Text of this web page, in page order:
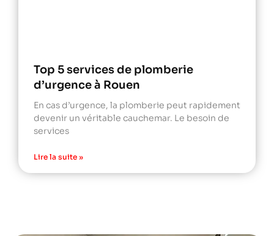
Top 5 services de plomberie
d’urgence à Rouen
En cas d’urgence, la plomberie peut rapidement
devenir un véritable cauchemar. Le besoin de
services
Lire la suite »